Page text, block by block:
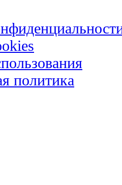
политика